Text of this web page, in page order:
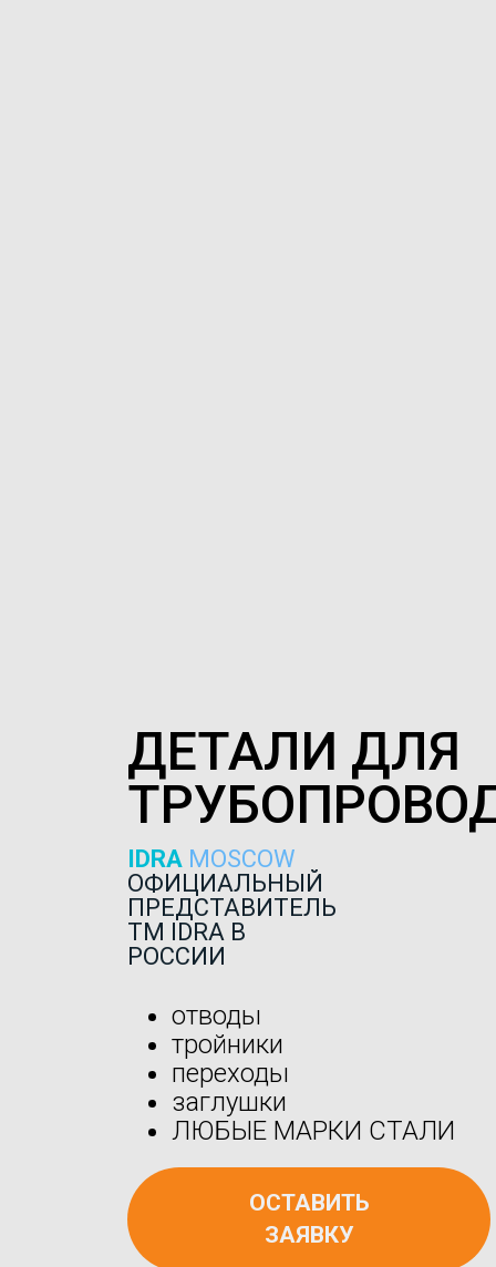
ДЕТАЛИ ДЛЯ
IDRA MOSCOW
ОФИЦИАЛЬНЫЙ
ПРЕДСТАВИТЕЛЬ
ТМ IDRA В
РОССИИ
отводы
тройники
переходы
заглушки
ЛЮБЫЕ МАРКИ СТАЛИ
ОСТАВИТЬ
ЗАЯВКУ